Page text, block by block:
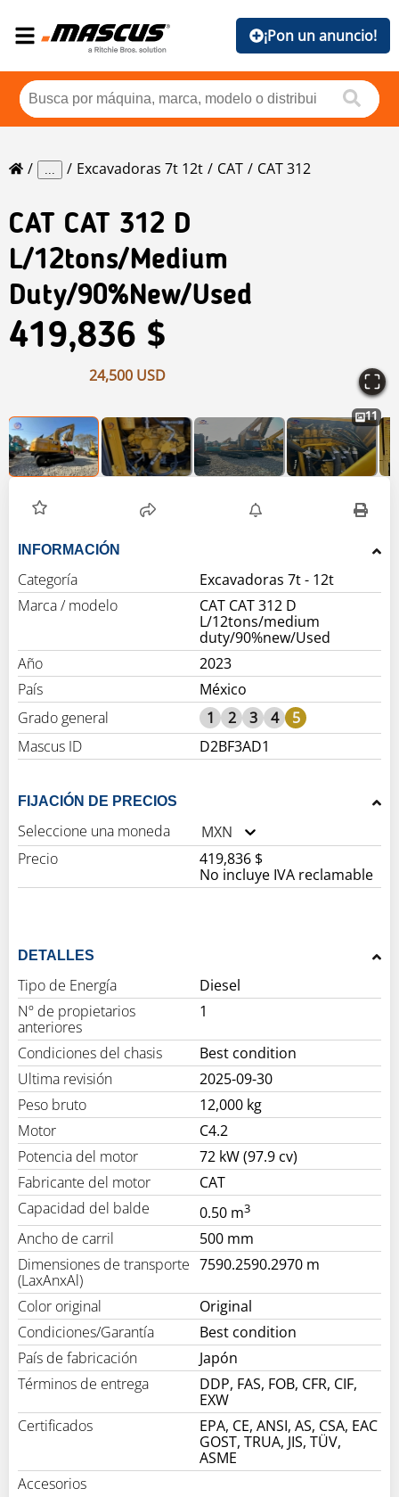
¡Pon un anuncio!
... Excavadoras 7t 12t CAT CAT 312
CAT CAT 312 D
L/12tons/medium
Duty/90%new/Used
419,836 $
24,500 USD
11
INFORMACIÓN
Categoría
Excavadoras 7t - 12t
Marca / modelo
CAT CAT 312 D
L/12tons/medium
duty/90%new/Used
Año
2023
País
México
Grado general
1 2 3 4
5
Mascus ID
D2BF3AD1
FIJACIÓN DE PRECIOS
Seleccione una moneda
MXN
Precio
419,836 $
No incluye IVA reclamable
DETALLES
Tipo de Energía
Diesel
Nº de propietarios
anteriores
1
Condiciones del chasis
Best condition
Ultima revisión
2025-09-30
Peso bruto
12,000 kg
Motor
C4.2
Potencia del motor
72 kW (97.9 cv)
Fabricante del motor
CAT
Capacidad del balde
0.50 m3
Ancho de carril
500 mm
Dimensiones de transporte
(LaxAnxAl)
7590.2590.2970 m
Color original
Original
Condiciones/Garantía
Best condition
País de fabricación
Japón
Términos de entrega
DDP, FAS, FOB, CFR, CIF,
EXW
Certificados
EPA, CE, ANSI, AS, CSA, EAC
GOST, TRUA, JIS, TÜV,
ASME
Accesorios